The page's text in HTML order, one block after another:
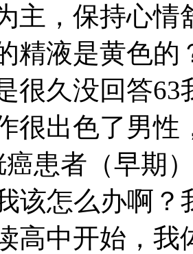
主，保持心情
精液是黄色
很久没回答
很出色了男性
癌患者（早期
该怎么办啊
高中开始，我